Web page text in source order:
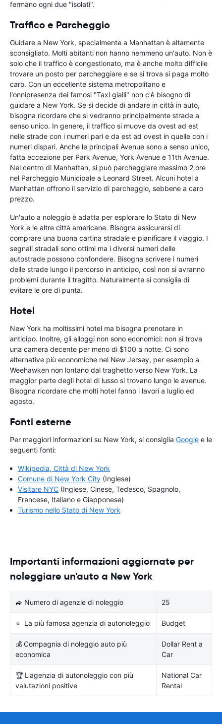
fermano ogni due "isolati".
Traffico e Parcheggio
Guidare a New York, specialmente a Manhattan è altamente
sconsigliato. Molti abitanti non hanno nemmeno un'auto. Non è
solo che il traffico è congestionato, ma è anche molto difficile
trovare un posto per parcheggiare e se si trova si paga molto
caro. Con un eccellente sistema metropolitano e
l'onnipresenza dei famosi "Taxi gialli" non c'è bisogno di
guidare a New York. Se si decide di andare in città in auto,
bisogna ricordare che si vedranno principalmente strade a
senso unico. In genere, il traffico si muove da ovest ad est
nelle strade con i numeri pari e da est ad ovest in quelle con i
numeri dispari. Anche le principali Avenue sono a senso unico,
fatta eccezione per Park Avenue, York Avenue e 11th Avenue.
Nel centro di Manhattan, si può parcheggiare massimo 2 ore
nel Parcheggio Municipale a Leonard Street. Alcuni hotel a
Manhattan offrono il servizio di parcheggio, sebbene a caro
prezzo.
Un'auto a noleggio è adatta per esplorare lo Stato di New
York e le altre città americane. Bisogna assicurarsi di
comprare una buona cartina stradale e pianificare il viaggio. I
segnali stradali sono ottimi ma i diversi numeri delle
autostrade possono confondere. Bisogna scrivere i numeri
delle strade lungo il percorso in anticipo, così non si avranno
problemi durante il tragitto. Naturalmente si consiglia di
evitare le ore di punta.
Hotel
New York ha moltissimi hotel ma bisogna prenotare in
anticipo. Inoltre, gli alloggi non sono economici: non si trova
una camera decente per meno di $100 a notte. Ci sono
alternative più economiche nel New Jersey, per esempio a
Weehawken non lontano dal traghetto verso New York. La
maggior parte degli hotel di lusso si trovano lungo le avenue.
Bisogna ricordare che molti hotel fanno i lavori a luglio ed
agosto.
Fonti esterne
Per maggiori informazioni su New York, si consiglia Google e le
seguenti fonti:
Wikipedia, Città di New York
Comune di New York City (Inglese)
Visitare NYC (Inglese, Cinese, Tedesco, Spagnolo,
Francese, Italiano e Giapponese)
Turismo nello Stato di New York
Importanti informazioni aggiornate per
noleggiare un'auto a New York
🚙 Numero di agenzie di noleggio 25
⭐ La più famosa agenzia di autonoleggio Budget
💰 Compagnia di noleggio auto più
economica
Dollar Rent a
Car
🏆 L'agenzia di autonoleggio con più
valutazioni positive
National Car
Rental